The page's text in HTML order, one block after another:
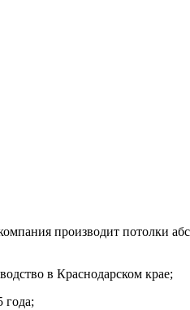
производит потолки
в Краснодарском крае;
года;